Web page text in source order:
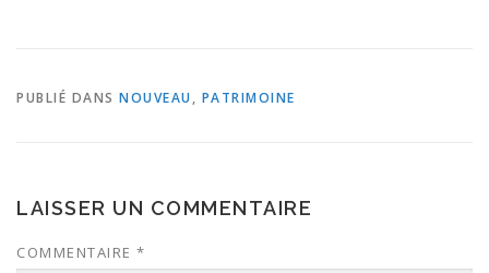
PUBLIÉ DANS NOUVEAU, PATRIMOINE
LAISSER UN COMMENTAIRE
COMMENTAIRE *